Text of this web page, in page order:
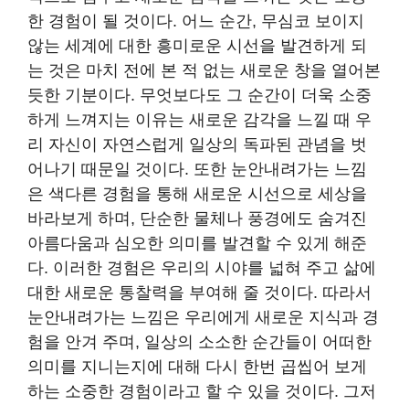
한 경험이 될 것이다. 어느 순간, 무심코 보이지
않는 세계에 대한 흥미로운 시선을 발견하게 되
는 것은 마치 전에 본 적 없는 새로운 창을 열어본
듯한 기분이다. 무엇보다도 그 순간이 더욱 소중
하게 느껴지는 이유는 새로운 감각을 느낄 때 우
리 자신이 자연스럽게 일상의 독파된 관념을 벗
어나기 때문일 것이다. 또한 눈안내려가는 느낌
은 색다른 경험을 통해 새로운 시선으로 세상을
바라보게 하며, 단순한 물체나 풍경에도 숨겨진
아름다움과 심오한 의미를 발견할 수 있게 해준
다. 이러한 경험은 우리의 시야를 넓혀 주고 삶에
대한 새로운 통찰력을 부여해 줄 것이다. 따라서
눈안내려가는 느낌은 우리에게 새로운 지식과 경
험을 안겨 주며, 일상의 소소한 순간들이 어떠한
의미를 지니는지에 대해 다시 한번 곱씹어 보게
하는 소중한 경험이라고 할 수 있을 것이다. 그저